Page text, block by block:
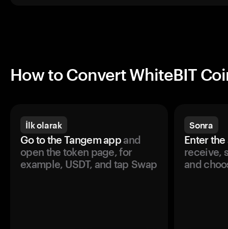
How to Convert WhiteBIT
İlk olarak
Go to the Tangem appand
open the token page, for
example, USDT, and tap Swap
Sonra
Enter the
receive,
and